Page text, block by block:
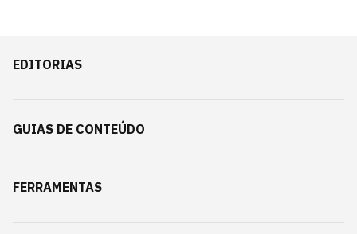
EDITORIAS
GUIAS DE CONTEÚDO
FERRAMENTAS